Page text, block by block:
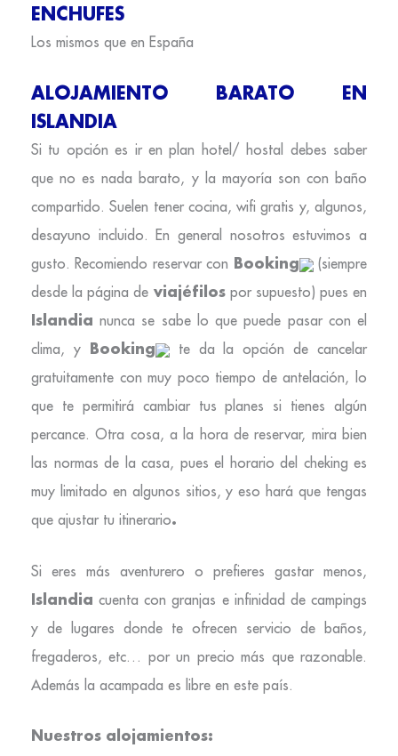
ENCHUFES
Los mismos que en España
ALOJAMIENTO BARATO EN
ISLANDIA
Si tu opción es ir en plan hotel/ hostal debes saber
que no es nada barato, y la mayoría son con baño
compartido. Suelen tener cocina, wifi gratis y, algunos,
desayuno incluido. En general nosotros estuvimos a
gusto. Recomiendo reservar con Booking
(siempre
desde la página de viajéfilospor supuesto) pues en
Islandia nunca se sabe lo que puede pasar con el
clima, y Booking
te da la opción de cancelar
gratuitamente con muy poco tiempo de antelación, lo
que te permitirá cambiar tus planes si tienes algún
percance. Otra cosa, a la hora de reservar, mira bien
las normas de la casa, pues el horario del cheking es
muy limitado en algunos sitios, y eso hará que tengas
que ajustar tu itinerario.
Si eres más aventurero o prefieres gastar menos,
Islandia cuenta con granjas e infinidad de campings
y de lugares donde te ofrecen servicio de baños,
fregaderos, etc… por un precio más que razonable.
Además la acampada es libre en este país.
Nuestros alojamientos: